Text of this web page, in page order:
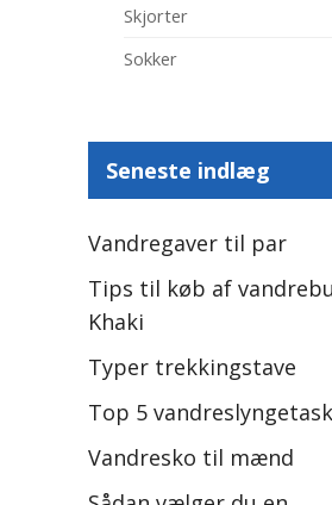
Skjorter
Sokker
Seneste indlæg
Vandregaver til par
Tips til køb af
Khaki
Typer trekkingstave
Top 5
Vandresko til mænd